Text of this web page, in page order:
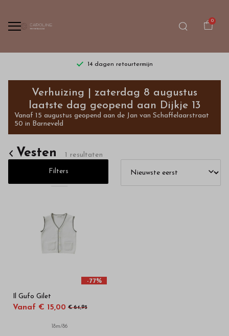
0
14 dagen retourtermijn
Vesten
Bestel
kinderkleding
kwaliteit
onze
webshop
Verhuizing | zaterdag 8 augustus
laatste dag geopend aan Dijkje 13
Vanaf 15 augustus geopend aan de Jan van Schaffelaarstraat
50 in Barneveld
Vesten 1 resultaten
Filters
-77%
Il Gufo Gilet
Vanaf € 15,00 € 64,95
18m/86